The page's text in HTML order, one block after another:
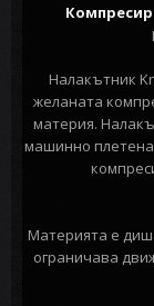
Налакътник
желаната
материя.
машинно плетена
Материята е
ограничава